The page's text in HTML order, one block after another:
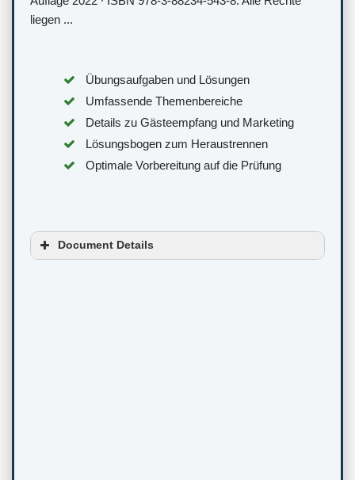
Übungsaufgaben und Lösungen
Umfassende Themenbereiche
Details zu Gästeempfang und Marketing
Lösungsbogen zum Heraustrennen
Optimale Vorbereitung auf die Prüfung
Document Details